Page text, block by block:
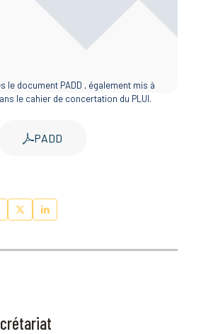
le document PADD , également mis à
le cahier de concertation du PLUI.
PADD